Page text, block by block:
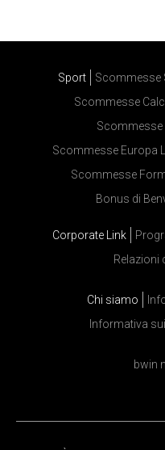
Sport Scommesse
Scommesse
Scommesse
Scommesse Europa
Scommesse
Bonus di
Corporate Link
Relazioni
Chi siamo
Informativa
bwin